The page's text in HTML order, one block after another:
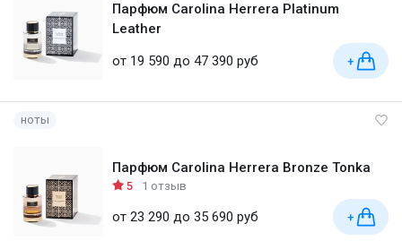
Парфюм Carolina Herrera Platinum
Leather
от 19 590 до 47 390 руб
+
ноты
Парфюм Carolina Herrera Bronze Tonka
5 1 отзыв
от 23 290 до 35 690 руб +